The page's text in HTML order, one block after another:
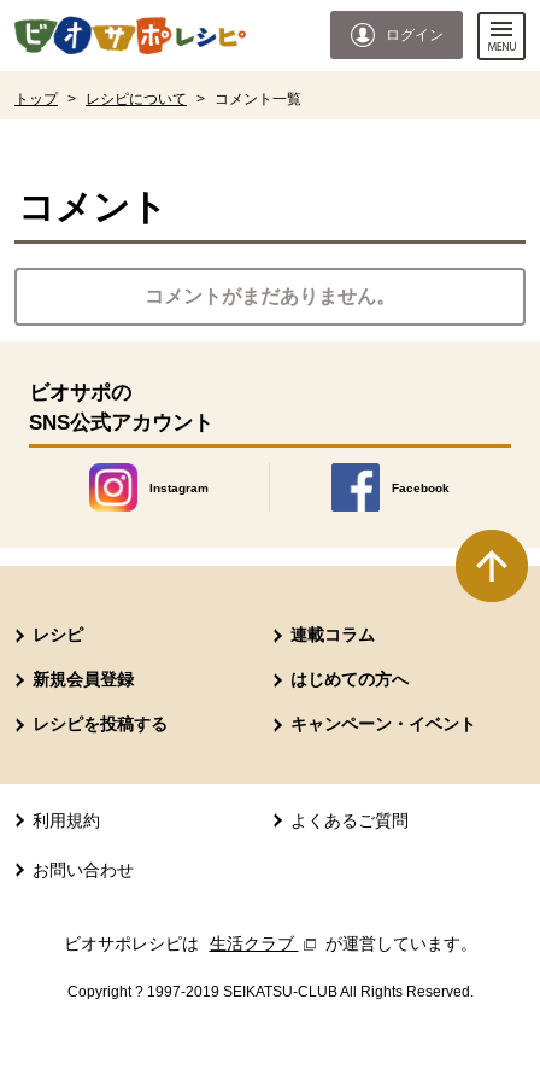
ページの先頭です。
ログイン
トップ > レシピについて > コメント一覧
コメント
コメントがまだありません。
ビオサポの
SNS公式アカウント
Instagram
別のウィンドウで開きます。
Facebook
別のウィンドウで開きます
レシピ 連載コラム
新規会員登録 はじめての方へ
レシピを投稿する キャンペーン・イベント
利用規約 よくあるご質問
お問い合わせ
ビオサポレシピは 生活クラブ 別のウィンドウで開きます。
が運営しています。
Copyright ? 1997-2019 SEIKATSU-CLUB All Rights Reserved.